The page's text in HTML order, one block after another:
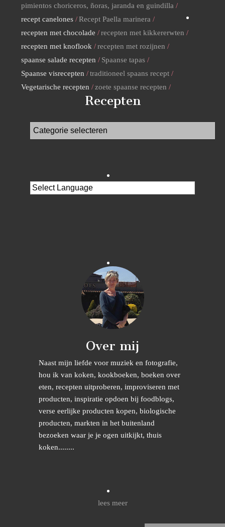
pimientos choriceros, ñoras, jaranda en guindilla
recept canelones
Recept Paella marinera
recepten met chocolade
recepten met kikkererwten
recepten met knoflook
recepten met rozijnen
spaanse salade recepten
Spaanse tapas
Spaanse visrecepten
traditioneel spaans recept
Vegetarische recepten
zoete spaanse recepten
Recepten
Over mij
Naast mijn liefde voor muziek en fotografie,
hou ik van koken, kookboeken, boeken over
eten, recepten uitproberen, improviseren met
producten, inspiratie opdoen bij foodblogs,
verse eerlijke producten kopen, biologische
producten, markten in het buitenland
bezoeken waar je je ogen uitkijkt, thuis
koken........
lees meer